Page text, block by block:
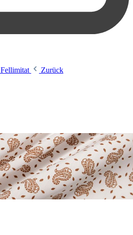
Fellimitat
Zurück